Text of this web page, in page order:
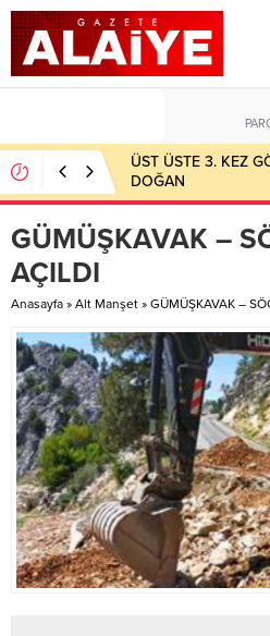
ÜST ÜSTE 3. KEZ
DOĞAN
GÜMÜŞKAVAK –
AÇILDI
Anasayfa » Alt Manşet » GÜMÜŞKAVAK –